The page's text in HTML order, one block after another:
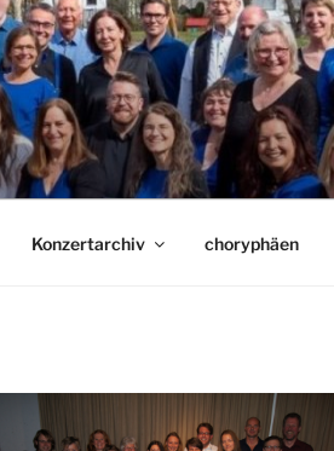
Konzertarchiv choryphäen